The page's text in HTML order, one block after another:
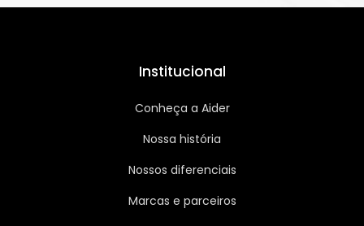
Institucional
Conheça a Aider
Nossa história
Nossos diferenciais
Marcas e parceiros